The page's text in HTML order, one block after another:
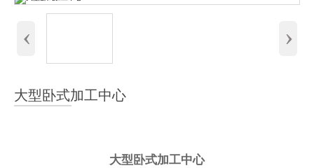
‹ ›
大型卧式加工中心
大型卧式加工中心